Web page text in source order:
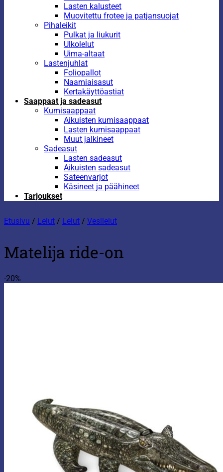
Lasten kalusteet
Muovitettu frotee ja patjansuojat
Pihaleikit
Pulkat ja liukurit
Ulkolelut
Uima-altaat
Lastenjuhlat
Foliopallot
Naamiaisasut
Kertakäyttöastiat
Saappaat ja sadeasut
Kumisaappaat
Aikuisten kumisaappaat
Lasten kumisaappaat
Muut jalkineet
Sadeasut
Lasten sadeasut
Aikuisten sadeasut
Sateenvarjot
Käsineet ja päähineet
Tarjoukset
Etusivu / Lelut / Lelut / Vesilelut
Matelija ride-on
-20%